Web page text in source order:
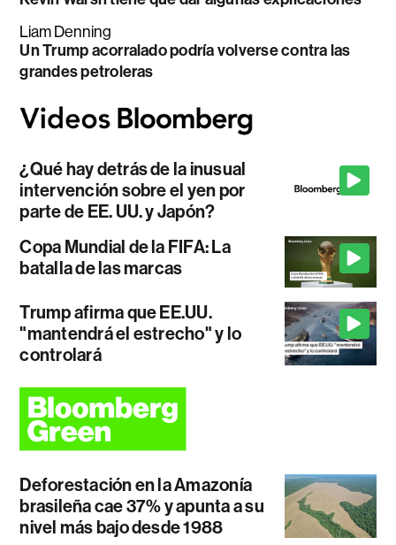
Liam Denning
Un Trump acorralado podría volverse contra las
grandes petroleras
¿Qué hay detrás de la inusual
intervención sobre el yen por
parte de EE. UU. y Japón?
Copa Mundial de la FIFA: La
batalla de las marcas
Trump afirma que EE.UU.
"mantendrá el estrecho" y lo
controlará
Deforestación en la Amazonía
brasileña cae 37% y apunta a su
nivel más bajo desde 1988